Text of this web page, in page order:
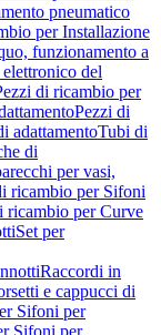
pneumatico
per Installazione
funzionamento a
del
di ricambio per
Pezzi di
adattamentoTubi di
di
per vasi,
ricambio per Sifoni
ricambio per Curve
Set per
Raccordi in
e cappucci di
Sifoni per
Sifoni per